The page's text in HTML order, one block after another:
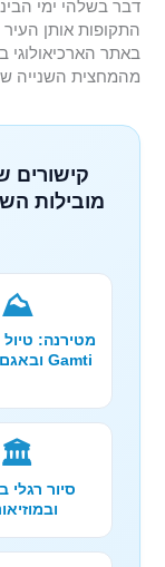
דבר בשלהי ימי
התקופות אותן
באתר הארכיאולוגי
מהמחצית השנייה
קישורים
מובילות
⛰️
מטירנה:
Gamti ובאגם Bovilla
🏛️
סיור רגלי